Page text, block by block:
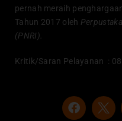
pernah meraih
Tahun 2017 oleh
(PNRI).
Kritik/Saran Pelayanan :
F
a